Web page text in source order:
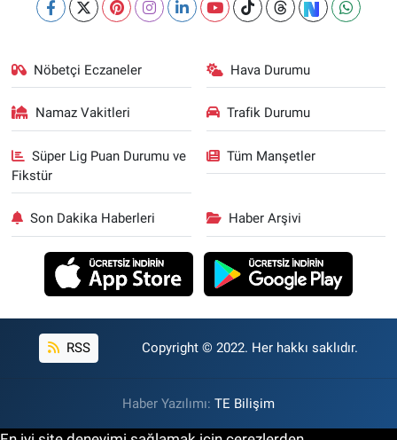
Nöbetçi Eczaneler Hava Durumu
Namaz Vakitleri Trafik Durumu
Süper Lig Puan Durumu ve
Fikstür
Tüm Manşetler
Son Dakika Haberleri Haber Arşivi
RSS Copyright © 2022. Her hakkı saklıdır.
Haber Yazılımı: TE Bilişim